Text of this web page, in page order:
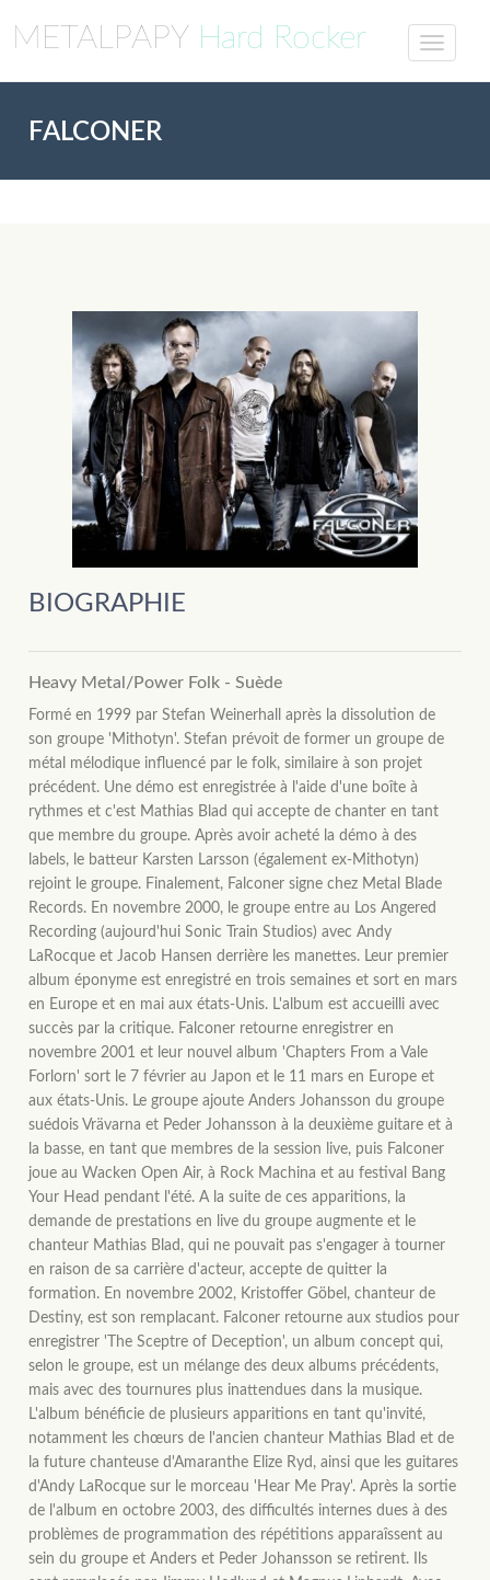
METALPAPY Hard Rocker
FALCONER
BIOGRAPHIE
Heavy Metal/Power Folk - Suède
Formé en 1999 par Stefan Weinerhall après la dissolution de
son groupe 'Mithotyn'. Stefan prévoit de former un groupe de
métal mélodique influencé par le folk, similaire à son projet
précédent. Une démo est enregistrée à l'aide d'une boîte à
rythmes et c'est Mathias Blad qui accepte de chanter en tant
que membre du groupe. Après avoir acheté la démo à des
labels, le batteur Karsten Larsson (également ex-Mithotyn)
rejoint le groupe. Finalement, Falconer signe chez Metal Blade
Records. En novembre 2000, le groupe entre au Los Angered
Recording (aujourd'hui Sonic Train Studios) avec Andy
LaRocque et Jacob Hansen derrière les manettes. Leur premier
album éponyme est enregistré en trois semaines et sort en mars
en Europe et en mai aux états-Unis. L'album est accueilli avec
succès par la critique. Falconer retourne enregistrer en
novembre 2001 et leur nouvel album 'Chapters From a Vale
Forlorn' sort le 7 février au Japon et le 11 mars en Europe et
aux états-Unis. Le groupe ajoute Anders Johansson du groupe
suédois Vrävarna et Peder Johansson à la deuxième guitare et à
la basse, en tant que membres de la session live, puis Falconer
joue au Wacken Open Air, à Rock Machina et au festival Bang
Your Head pendant l'été. A la suite de ces apparitions, la
demande de prestations en live du groupe augmente et le
chanteur Mathias Blad, qui ne pouvait pas s'engager à tourner
en raison de sa carrière d'acteur, accepte de quitter la
formation. En novembre 2002, Kristoffer Göbel, chanteur de
Destiny, est son remplacant. Falconer retourne aux studios pour
enregistrer 'The Sceptre of Deception', un album concept qui,
selon le groupe, est un mélange des deux albums précédents,
mais avec des tournures plus inattendues dans la musique.
L'album bénéficie de plusieurs apparitions en tant qu'invité,
notamment les chœurs de l'ancien chanteur Mathias Blad et de
la future chanteuse d'Amaranthe Elize Ryd, ainsi que les guitares
d'Andy LaRocque sur le morceau 'Hear Me Pray'. Après la sortie
de l'album en octobre 2003, des difficultés internes dues à des
problèmes de programmation des répétitions apparaîssent au
sein du groupe et Anders et Peder Johansson se retirent. Ils